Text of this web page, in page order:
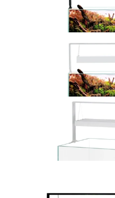
Aquael Opti Set 240
1
Dodaj
Aquael zstaw akwarystyczny
1
Aquael zstaw akwarystyczny